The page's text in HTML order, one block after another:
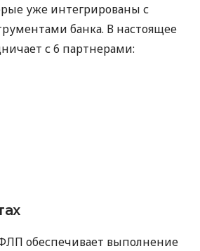
уже интегрированы с
банка. В настоящее
с 6 партнерами:
обеспечивает выполнение